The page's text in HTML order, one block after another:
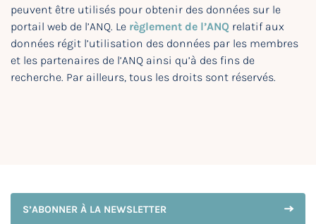
peuvent être utilisés pour obtenir des données sur le
portail web de l’ANQ. Le règlement de l’ANQ relatif aux
données régit l’utilisation des données par les membres
et les partenaires de l’ANQ ainsi qu’à des fins de
recherche. Par ailleurs, tous les droits sont réservés.
S’ABONNER À LA NEWSLETTER